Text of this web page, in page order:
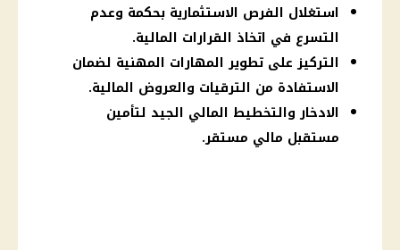
استغلال الفرص الاستثمارية بحكمة وعدم
التسرع في اتخاذ القرارات المالية.
التركيز على تطوير المهارات المهنية لضمان
الاستفادة من الترقيات والعروض المالية.
الادخار والتخطيط المالي الجيد لتأمين
مستقبل مالي مستقر.